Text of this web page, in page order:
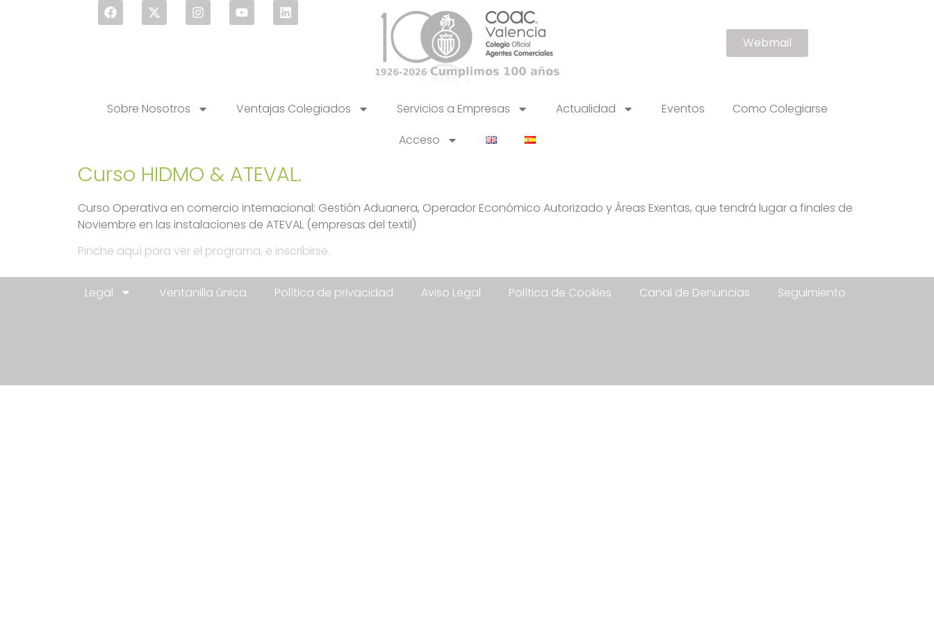
Webmail
Sobre Nosotros Ventajas Colegiados Servicios a Empresas Actualidad Eventos
Como Colegiarse
Acceso
Curso HIDMO & ATEVAL.
Curso Operativa en comercio internacional: Gestión Aduanera, Operador Económico Autorizado y Áreas Exentas, que tendrá lugar a finales de
Noviembre en las instalaciones de ATEVAL (empresas del textil)
Pinche aquí para ver el programa, e inscribirse.
Legal Ventanilla única Política de privacidad Aviso Legal Política de Cookies Canal de Denuncias Seguimiento